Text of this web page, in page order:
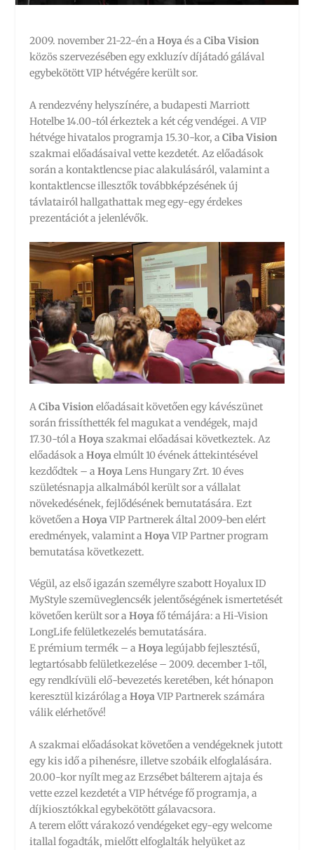
2009. november 21-22-én aHoyaés aCiba Vision
közös szervezésében egy exkluzív díjátadó gálával
egybekötött VIP hétvégére került sor.
A rendezvény helyszínére, a budapesti Marriott
Hotelbe 14.00-tól érkeztek a két cég vendégei. A VIP
hétvége hivatalos programja 15.30-kor, aCiba Vision
szakmai előadásaival vette kezdetét. Az előadások
során a kontaktlencse piac alakulásáról, valamint a
kontaktlencse illesztők továbbképzésének új
távlatairól hallgathattak meg egy-egy érdekes
prezentációt a jelenlévők.
ACiba Visionelőadásait követően egy kávészünet
során frissíthették fel magukat a vendégek, majd
17.30-tól aHoyaszakmai előadásai következtek. Az
előadások aHoyaelmúlt 10 évének áttekintésével
kezdődtek – a HoyaLens Hungary Zrt. 10 éves
születésnapja alkalmából került sor a vállalat
növekedésének, fejlődésének bemutatására. Ezt
követően aHoyaVIP Partnerek által 2009-ben elért
eredmények, valamint aHoyaVIP Partner program
bemutatása következett.
Végül, az első igazán személyre szabott Hoyalux ID
MyStyle szemüveglencsék jelentőségének ismertetését
követően került sor aHoyafő témájára: a Hi-Vision
LongLife felületkezelés bemutatására.
E prémium termék – aHoyalegújabb fejlesztésű,
legtartósabb felületkezelése – 2009. december 1-től,
egy rendkívüli elő-bevezetés keretében, két hónapon
keresztül kizárólag aHoyaVIP Partnerek számára
válik elérhetővé!
A szakmai előadásokat követően a vendégeknek jutott
egy kis idő a pihenésre, illetve szobáik elfoglalására.
20.00-kor nyílt meg az Erzsébet bálterem ajtaja és
vette ezzel kezdetét a VIP hétvége fő programja, a
díjkiosztókkal egybekötött gálavacsora.
A terem előtt várakozó vendégeket egy-egy welcome
itallal fogadták, mielőtt elfoglalták helyüket az